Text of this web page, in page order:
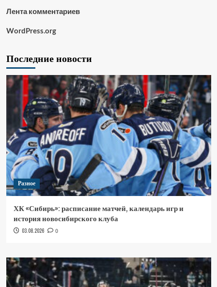
Лента комментариев
WordPress.org
Последние новости
Разное
ХК «Сибирь»: расписание матчей, календарь игр и
история новосибирского клуба
03.08.2026 0